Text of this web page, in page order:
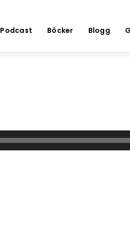
Podcast Böcker Blogg